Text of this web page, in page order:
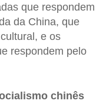
que respondem
da China, que
e os
respondem pelo
chinês